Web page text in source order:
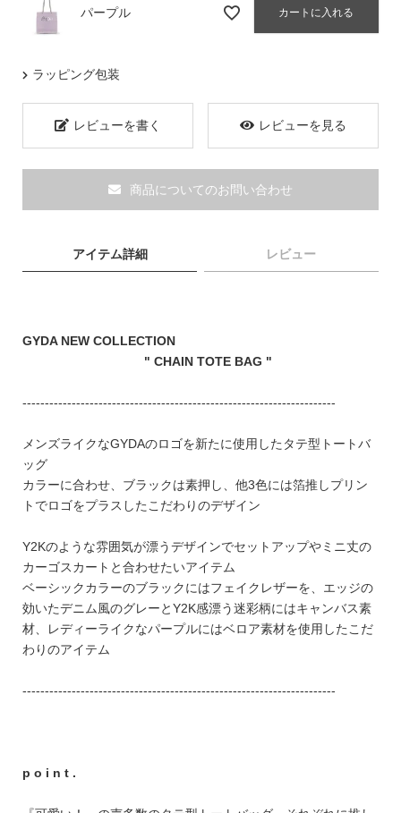
会社特典
ご利用ガイド
会社概要
特定商取引法に基づく表記
パープル カートに入れる
ラッピング包装
レビューを書く レビューを見る
商品についてのお問い合わせ
アイテム詳細 レビュー
GYDA NEW COLLECTION
" CHAIN TOTE BAG "
----------------------------------------------------------------------
メンズライクなGYDAのロゴを新たに使用したタテ型トートバ
ッグ
カラーに合わせ、ブラックは素押し、他3色には箔推しプリン
トでロゴをプラスしたこだわりのデザイン
Y2Kのような雰囲気が漂うデザインでセットアップやミニ丈の
カーゴスカートと合わせたいアイテム
ベーシックカラーのブラックにはフェイクレザーを、エッジの
効いたデニム風のグレーとY2K感漂う迷彩柄にはキャンバス素
材、レディーライクなパープルにはベロア素材を使用したこだ
わりのアイテム
----------------------------------------------------------------------
p o i n t .